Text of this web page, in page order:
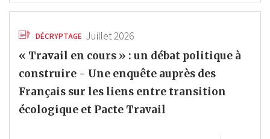
DÉCRYPTAGE Juillet 2026
« Travail en cours » : un débat politique à
construire - Une enquête auprès des
Français sur les liens entre transition
écologique et Pacte Travail